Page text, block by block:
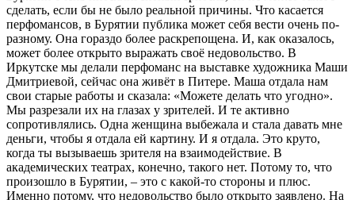
сделать, если бы не было реальной причины. Что касается
перфомансов, в Бурятии публика может себя вести очень по-
разному. Она гораздо более раскрепощена. И, как оказалось,
может более открыто выражать своё недовольство. В
Иркутске мы делали перфоманс на выставке художника Маши
Дмитриевой, сейчас она живёт в Питере. Маша отдала нам
свои старые работы и сказала: «Можете делать что угодно».
Мы разрезали их на глазах у зрителей. И те активно
сопротивлялись. Одна женщина выбежала и стала давать мне
деньги, чтобы я отдала ей картину. И я отдала. Это круто,
когда ты вызываешь зрителя на взаимодействие. В
академических театрах, конечно, такого нет. Потому то, что
произошло в Бурятии, – это с какой-то стороны и плюс.
Именно потому, что недовольство было открыто заявлено. На